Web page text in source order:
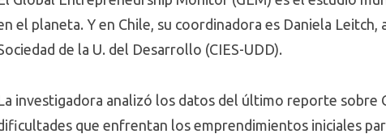
el planeta. Y en Chile, su coordinadora es Daniela
de la U. del Desarrollo (CIES-UDD).
investigadora analizó los datos del último reporte
que enfrentan los emprendimientos iniciales